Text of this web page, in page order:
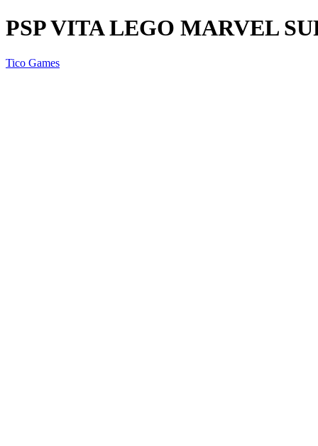
PSP VITA LEGO MARVEL
Tico Games